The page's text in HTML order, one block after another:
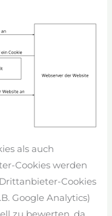
als auch
Cookies werden
Cookies
Google Analytics)